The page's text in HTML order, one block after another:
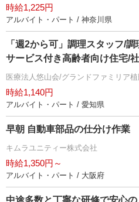
時給1,225円
アルバイト・パート / 神奈川県
「週2から可」調理スタッフ/
サービス付き高齢者向け住宅/
医療法人悠山会/グランドファミリア植
時給1,140円
アルバイト・パート / 愛知県
早朝 自動車部品の仕分け作業
キムラユニティー株式会社
時給1,350円～
アルバイト・パート / 大阪府
中途多数と丁寧な研修で安心